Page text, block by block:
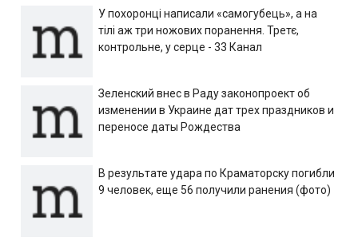
У похоронці написали «самогубець», а на
тілі аж три ножових поранення. Третє,
контрольне, у серце - 33 Канал
Зеленский внес в Раду законопроект об
изменении в Украине дат трех праздников и
переносе даты Рождества
В результате удара по Краматорску погибли
9 человек, еще 56 получили ранения (фото)